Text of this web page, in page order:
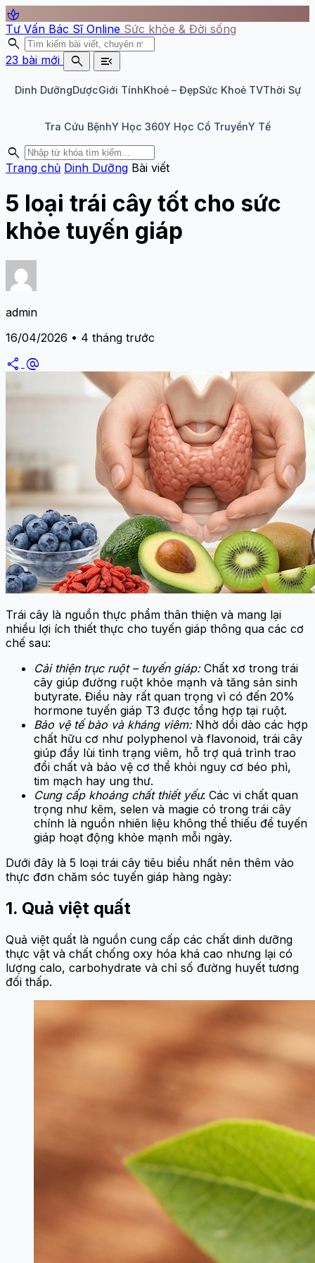
spa
Tư Vấn Bác Sĩ Online Sức khỏe & Đời sống
search
23 bài mới search menu_open
Dinh DưỡngDượcGiới TínhKhoẻ – ĐẹpSức Khoẻ TVThời Sự
Tra Cứu BệnhY Học 360Y Học Cổ TruyềnY Tế
search
Trang chủ Dinh Dưỡng Bài viết
5 loại trái cây tốt cho sức
khỏe tuyến giáp
admin
16/04/2026 • 4 tháng trước
share alternate_email
Trái cây là nguồn thực phẩm thân thiện và mang lại
nhiều lợi ích thiết thực cho tuyến giáp thông qua các cơ
chế sau:
Cải thiện trục ruột – tuyến giáp:Chất xơ trong trái
cây giúp đường ruột khỏe mạnh và tăng sản sinh
butyrate. Điều này rất quan trọng vì có đến 20%
hormone tuyến giáp T3 được tổng hợp tại ruột.
Bảo vệ tế bào và kháng viêm: Nhờ dồi dào các hợp
chất hữu cơ như polyphenol và flavonoid, trái cây
giúp đẩy lùi tình trạng viêm, hỗ trợ quá trình trao
đổi chất và bảo vệ cơ thể khỏi nguy cơ béo phì,
tim mạch hay ung thư.
Cung cấp khoáng chất thiết yếu: Các vi chất quan
trọng như kẽm, selen và magie có trong trái cây
chính là nguồn nhiên liệu không thể thiếu để tuyến
giáp hoạt động khỏe mạnh mỗi ngày.
Dưới đây là 5 loại trái cây tiêu biểu nhất nên thêm vào
thực đơn chăm sóc tuyến giáp hàng ngày:
1. Quả việt quất
Quả việt quất là nguồn cung cấp các chất dinh dưỡng
thực vật và chất chống oxy hóa khá cao nhưng lại có
lượng calo, carbohydrate và chỉ số đường huyết tương
đối thấp.